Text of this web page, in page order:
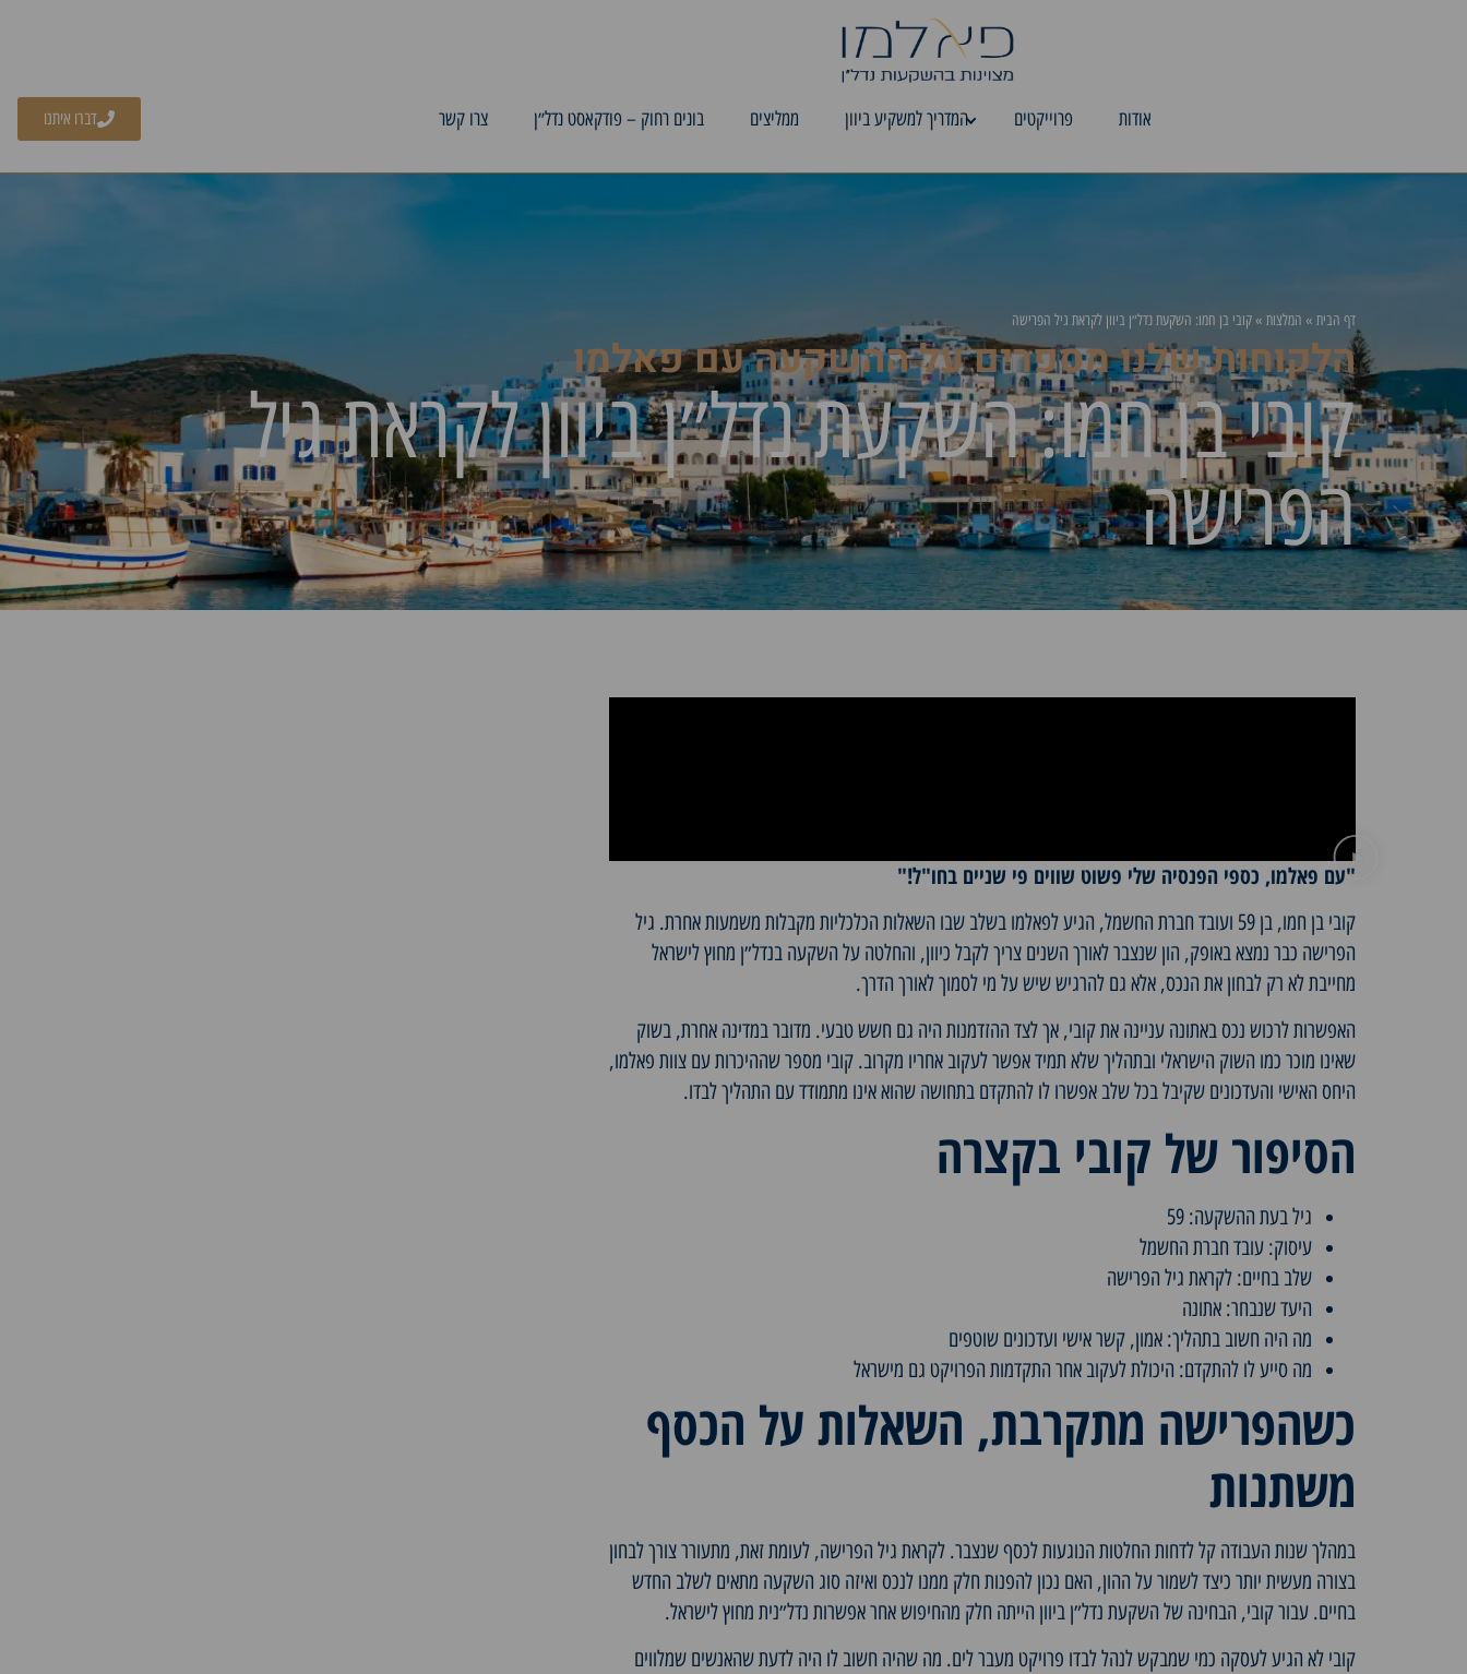
אודות פרוייקטים המדריך למשקיע ביוון ממליצים בונים רחוק – פודקאסט נדל״ן צרו קשר דברו איתנו
דף הבית » המלצות »קובי בן חמו: השקעת נדל״ן ביוון לקראת גיל הפרישה
הלקוחות שלנו מספרים על ההשקעה עם פאלמו
קובי בן חמו: השקעת נדל״ן ביוון לקראת גיל
הפרישה
"עם פאלמו, כספי הפנסיה שלי פשוט שווים פי שניים בחו"ל!"
קובי בן חמו, בן 59 ועובד חברת החשמל, הגיע לפאלמו בשלב שבו השאלות הכלכליות מקבלות משמעות אחרת. גיל
הפרישה כבר נמצא באופק, הון שנצבר לאורך השנים צריך לקבל כיוון, והחלטה על השקעה בנדל״ן מחוץ לישראל
מחייבת לא רק לבחון את הנכס, אלא גם להרגיש שיש על מי לסמוך לאורך הדרך.
האפשרות לרכוש נכס באתונה עניינה את קובי, אך לצד ההזדמנות היה גם חשש טבעי. מדובר במדינה אחרת, בשוק
שאינו מוכר כמו השוק הישראלי ובתהליך שלא תמיד אפשר לעקוב אחריו מקרוב. קובי מספר שההיכרות עם צוות פאלמו,
היחס האישי והעדכונים שקיבל בכל שלב אפשרו לו להתקדם בתחושה שהוא אינו מתמודד עם התהליך לבדו.
הסיפור של קובי בקצרה
גיל בעת ההשקעה: 59
עיסוק: עובד חברת החשמל
שלב בחיים: לקראת גיל הפרישה
היעד שנבחר: אתונה
מה היה חשוב בתהליך: אמון, קשר אישי ועדכונים שוטפים
מה סייע לו להתקדם: היכולת לעקוב אחר התקדמות הפרויקט גם מישראל
כשהפרישה מתקרבת, השאלות על הכסף
משתנות
במהלך שנות העבודה קל לדחות החלטות הנוגעות לכסף שנצבר. לקראת גיל הפרישה, לעומת זאת, מתעורר צורך לבחון
בצורה מעשית יותר כיצד לשמור על ההון, האם נכון להפנות חלק ממנו לנכס ואיזה סוג השקעה מתאים לשלב החדש
בחיים. עבור קובי, הבחינה של השקעת נדל״ן ביוון הייתה חלק מהחיפוש אחר אפשרות נדל״נית מחוץ לישראל.
קובי לא הגיע לעסקה כמי שמבקש לנהל לבדו פרויקט מעבר לים. מה שהיה חשוב לו היה לדעת שהאנשים שמלווים